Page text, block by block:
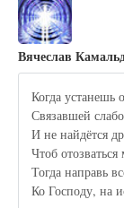
Вячеслав
Когда устанешь
Связавшей
И не найдётся
Чтоб
Тогда направь
Ко Господу, на